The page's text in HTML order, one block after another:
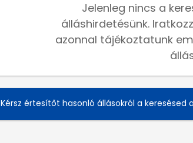
Jelenleg nincs a
álláshirdetésünk.
azonnal tájékoztatunk
Kérsz értesítőt hasonló állásokról a keresésed